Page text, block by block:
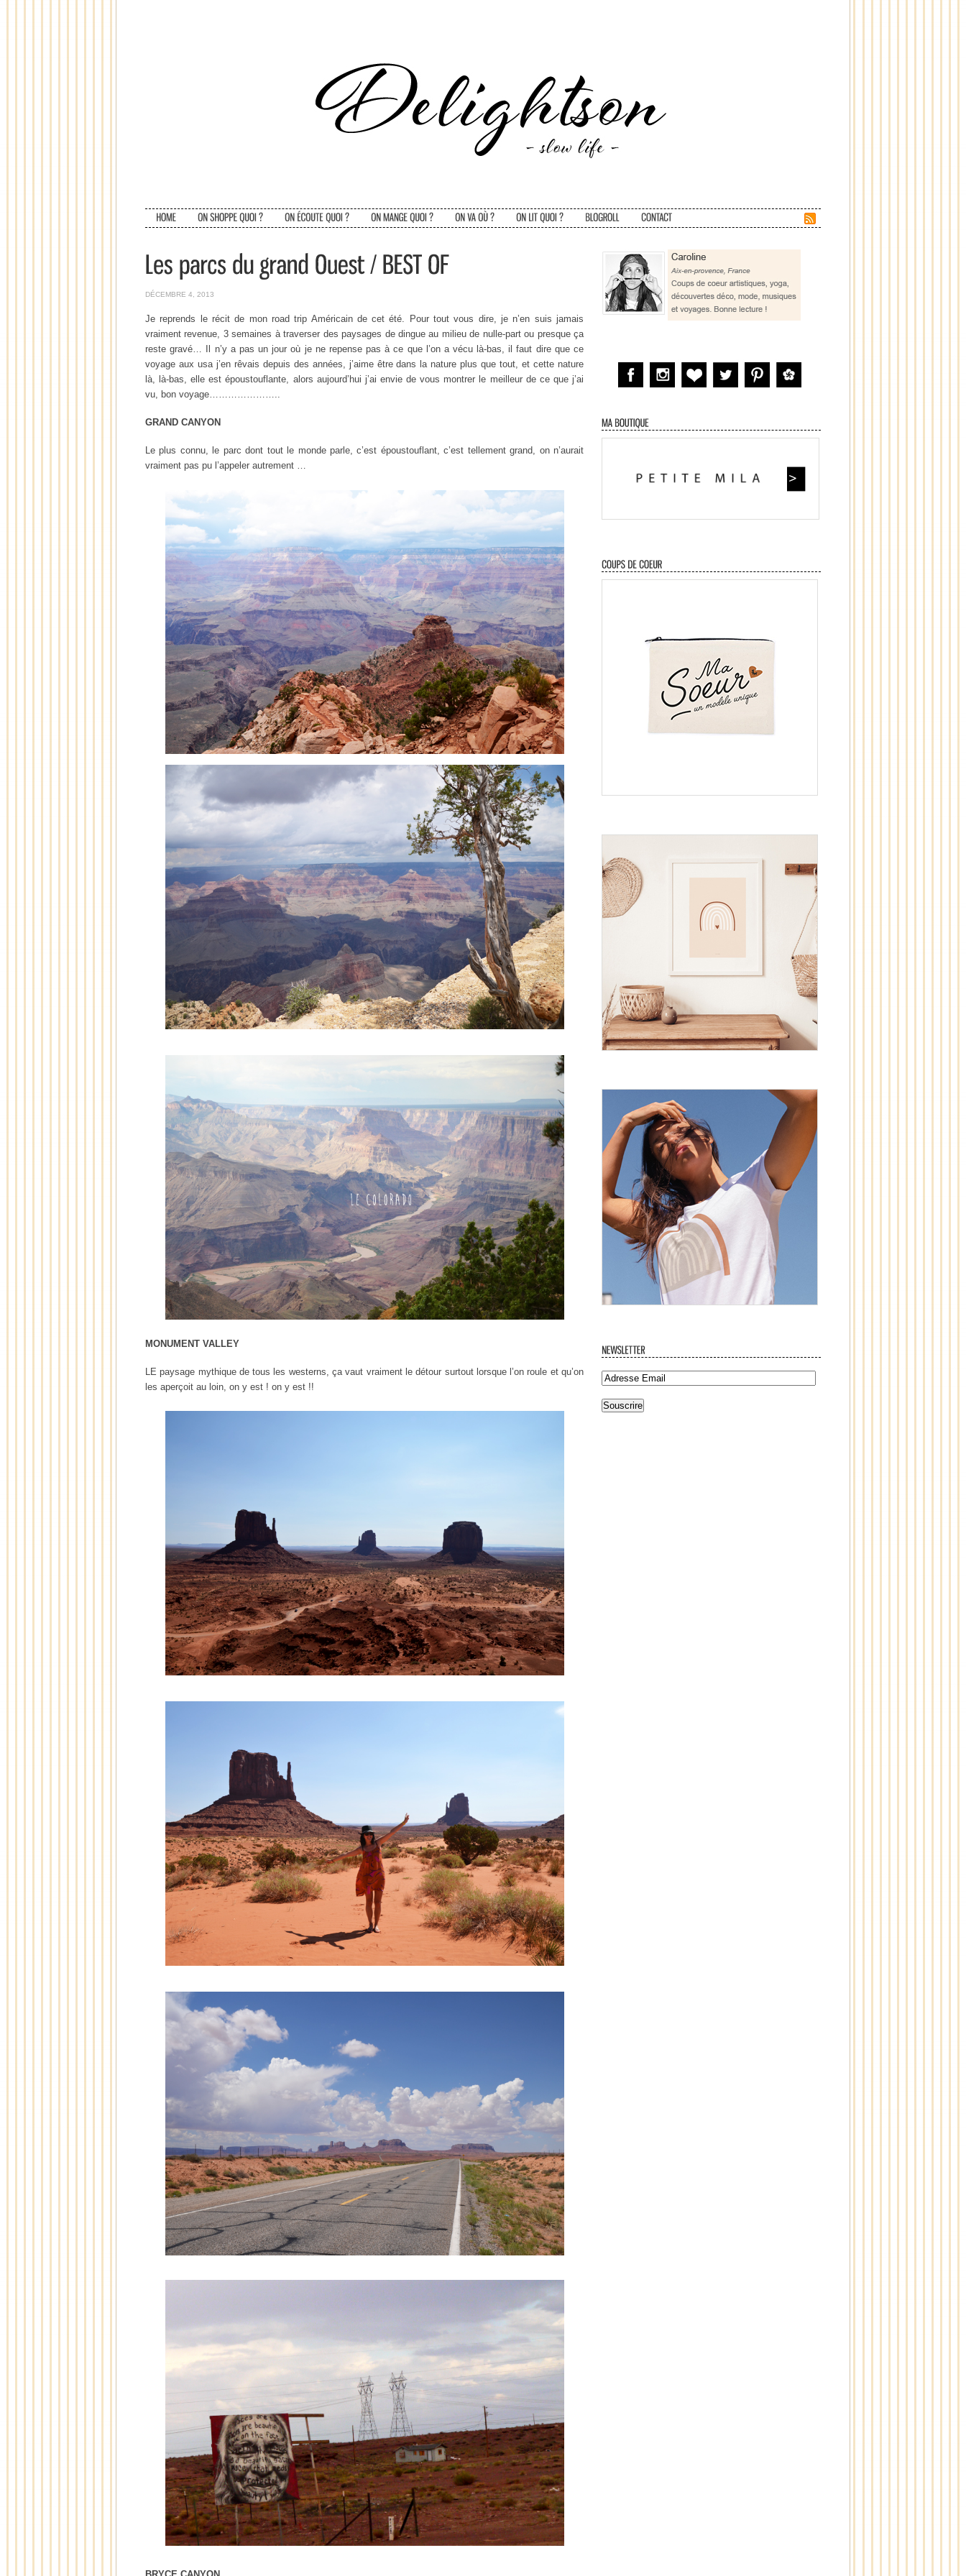
DÉCEMBRE 4, 2013
Je reprends le récit de mon road trip Américain de cet été. Pour tout vous dire, je n’en suis jamais
vraiment revenue, 3 semaines à traverser des paysages de dingue au milieu de nulle-part ou presque ça
reste gravé… Il n’y a pas un jour où je ne repense pas à ce que l’on a vécu là-bas, il faut dire que ce
voyage aux usa j’en rêvais depuis des années, j’aime être dans la nature plus que tout, et cette nature
là, là-bas, elle est époustouflante, alors aujourd’hui j’ai envie de vous montrer le meilleur de ce que j’ai
vu, bon voyage…………………..
GRAND CANYON
Le plus connu, le parc dont tout le monde parle, c’est époustouflant, c’est tellement grand, on n’aurait
vraiment pas pu l’appeler autrement …
MONUMENT VALLEY
LE paysage mythique de tous les westerns, ça vaut vraiment le détour surtout lorsque l’on roule et qu’on
les aperçoit au loin, on y est ! on y est !!